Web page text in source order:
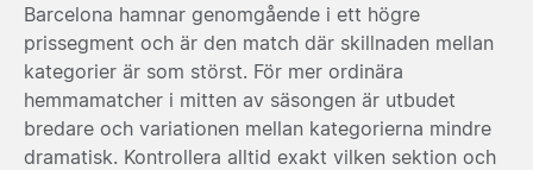
Barcelona hamnar genomgående i ett högre
prissegment och är den match där skillnaden mellan
kategorier är som störst. För mer ordinära
hemmamatcher i mitten av säsongen är utbudet
bredare och variationen mellan kategorierna mindre
dramatisk. Kontrollera alltid exakt vilken sektion och